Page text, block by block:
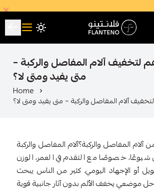
عرض اقتصادية بالجملة
آلام المفاصل والركبة –
متى يفيد ومتى لا؟
Home
آلام المفاصل والركبة – متى يفيد ومتى لا؟
من آلام المفاصل والركبة؟آلام المفاصل والركبة
شيوعًا، خصوصًا مع التقدم في العمر، الوزن
أو الإجهاد اليومي. كثير من الناس يبحث